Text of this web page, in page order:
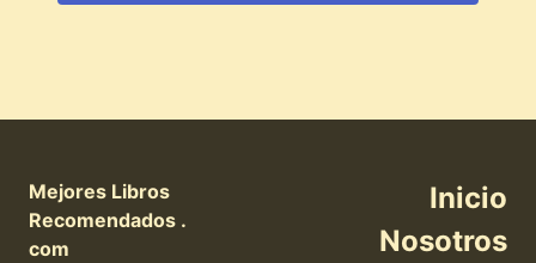
Mejores Libros
Recomendados .
com
Inicio
Nosotros